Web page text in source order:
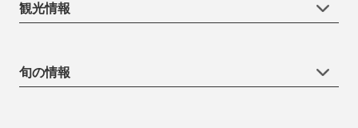
観光情報
旬の情報